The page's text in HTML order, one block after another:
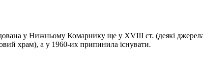
у Нижньому Комарнику ще у XVIII ст. (деякі
храм), а у 1960-их припинила існувати.